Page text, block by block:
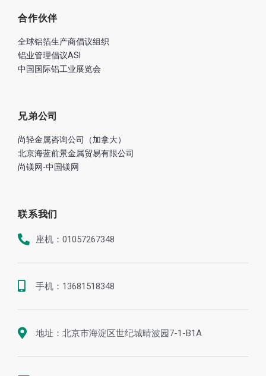
合作伙伴
全球铝箔生产商倡议组织
铝业管理倡议ASI
中国国际铝工业展览会
兄弟公司
尚轻金属咨询公司（加拿大）
北京海蓝前景金属贸易有限公司
尚镁网-中国镁网
联系我们
座机：01057267348
手机：13681518348
地址：北京市海淀区世纪城晴波园7-1-B1A